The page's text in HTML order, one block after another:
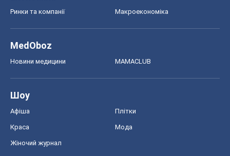
Ринки та компанії Макроекономіка
MedOboz
Новини медицини MAMACLUB
Шоу
Афіша Плітки
Краса Мода
Жіночий журнал